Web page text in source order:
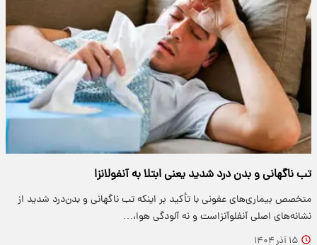
تب ناگهانی و بدن درد شدید یعنی ابتلا به آنفولانزا
متخصص بیماری‌های عفونی با تأکید بر اینکه تب ناگهانی و بدن‌درد شدید از
نشانه‌های اصلی آنفلوآنزاست و نه آلودگی هوا،…
۱۵ آذر ۱۴۰۴